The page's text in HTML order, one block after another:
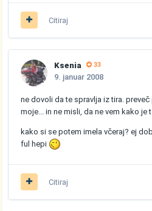
Citiraj
Ksenia 33
9. januar 2008
ne dovoli da te spravlja iz tira.
moje... in ne misli, da ne vem kako je
kako si se potem imela včeraj? ej
ful hepi
Citiraj